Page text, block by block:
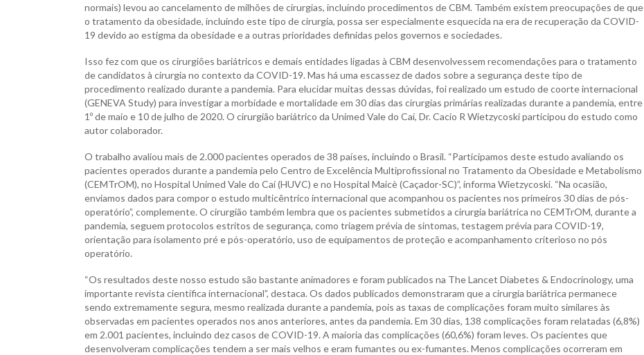
normais) levou ao cancelamento de milhões de cirurgias, incluindo procedimentos de CBM. Também existem preocupações de que
o tratamento da obesidade, incluindo este tipo de cirurgia, possa ser especialmente esquecida na era de recuperação da COVID-
19 devido ao estigma da obesidade e a outras prioridades definidas pelos governos e sociedades.
Isso fez com que os cirurgiões bariátricos e demais entidades ligadas à CBM desenvolvessem recomendações para o tratamento
de candidatos à cirurgia no contexto da COVID-19. Mas há uma escassez de dados sobre a segurança deste tipo de
procedimento realizado durante a pandemia. Para elucidar muitas dessas dúvidas, foi realizado um estudo de coorte internacional
(GENEVA Study) para investigar a morbidade e mortalidade em 30 dias das cirurgias primárias realizadas durante a pandemia, entre
1º de maio e 10 de julho de 2020. O cirurgião bariátrico da Unimed Vale do Caí, Dr. Cacio R Wietzycoski participou do estudo como
autor colaborador.
O trabalho avaliou mais de 2.000 pacientes operados de 38 países, incluindo o Brasil. “Participamos deste estudo avaliando os
pacientes operados durante a pandemia pelo Centro de Excelência Multiprofissional no Tratamento da Obesidade e Metabolismo
(CEMTrOM), no Hospital Unimed Vale do Caí (HUVC) e no Hospital Maicè (Caçador-SC)”, informa Wietzycoski. “Na ocasião,
enviamos dados para compor o estudo multicêntrico internacional que acompanhou os pacientes nos primeiros 30 dias de pós-
operatório”, complemente. O cirurgião também lembra que os pacientes submetidos a cirurgia bariátrica no CEMTrOM, durante a
pandemia, seguem protocolos estritos de segurança, como triagem prévia de sintomas, testagem prévia para COVID-19,
orientação para isolamento pré e pós-operatório, uso de equipamentos de proteção e acompanhamento criterioso no pós
operatório.
“Os resultados deste nosso estudo são bastante animadores e foram publicados na The Lancet Diabetes & Endocrinology, uma
importante revista científica internacional”, destaca. Os dados publicados demonstraram que a cirurgia bariátrica permanece
sendo extremamente segura, mesmo realizada durante a pandemia, pois as taxas de complicações foram muito similares às
observadas em pacientes operados nos anos anteriores, antes da pandemia. Em 30 dias, 138 complicações foram relatadas (6,8%)
em 2.001 pacientes, incluindo dez casos de COVID-19. A maioria das complicações (60,6%) foram leves. Os pacientes que
desenvolveram complicações tendem a ser mais velhos e eram fumantes ou ex-fumantes. Menos complicações ocorreram em